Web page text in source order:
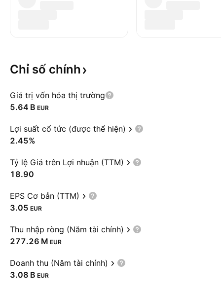
Chỉ số chính
Giá trị vốn hóa thị trường
‪5.64 B‬ EUR
Lợi suất cổ tức (được thể hiện)
2.45%
Tỷ lệ Giá trên Lợi nhuận (TTM)
18.90
EPS Cơ bản (TTM)
3.05 EUR
Thu nhập ròng (Năm tài chính)
‪277.26 M‬ EUR
Doanh thu (Năm tài chính)
‪3.08 B‬ EUR